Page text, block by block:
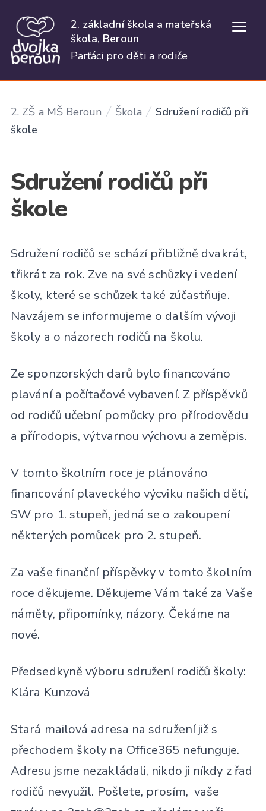
2. základní škola a mateřská
škola, Beroun
Parťáci pro děti a rodiče
2. ZŠ a MŠ Beroun Škola
Sdružení rodičů při
škole
Sdružení rodičů při
škole
Sdružení rodičů se schází přibližně dvakrát,
třikrát za rok. Zve na své schůzky i vedení
školy, které se schůzek také zúčastňuje.
Navzájem se informujeme o dalším vývoji
školy a o názorech rodičů na školu.
Ze sponzorských darů bylo financováno
plavání a počítačové vybavení. Z příspěvků
od rodičů učební pomůcky pro přírodovědu
a přírodopis, výtvarnou výchovu a zeměpis.
V tomto školním roce je plánováno
financování plaveckého výcviku našich dětí,
SW pro 1. stupeň, jedná se o zakoupení
některých pomůcek pro 2. stupeň.
Za vaše finanční příspěvky v tomto školním
roce děkujeme. Děkujeme Vám také za Vaše
náměty, připomínky, názory. Čekáme na
nové.
Předsedkyně výboru sdružení rodičů školy:
Klára Kunzová
Stará mailová adresa na sdružení již s
přechodem školy na Office365 nefunguje.
Adresu jsme nezakládali, nikdo ji níkdy z řad
rodičů nevyužil. Pošlete, prosím, vaše